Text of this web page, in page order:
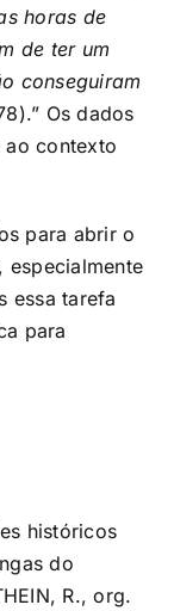
horas de
de ter um
conseguiram
Os dados
ao contexto
para abrir o
especialmente
essa tarefa
para
históricos
do
R., org.